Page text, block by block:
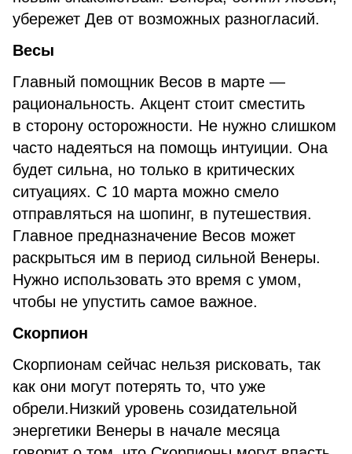
убережет Дев от возможных разногласий.
Весы
Главный помощник Весов в марте —
рациональность. Акцент стоит сместить
в сторону осторожности. Не нужно слишком
часто надеяться на помощь интуиции. Она
будет сильна, но только в критических
ситуациях. С 10 марта можно смело
отправляться на шопинг, в путешествия.
Главное предназначение Весов может
раскрыться им в период сильной Венеры.
Нужно использовать это время с умом,
чтобы не упустить самое важное.
Скорпион
Скорпионам сейчас нельзя рисковать, так
как они могут потерять то, что уже
обрели.Низкий уровень созидательной
энергетики Венеры в начале месяца